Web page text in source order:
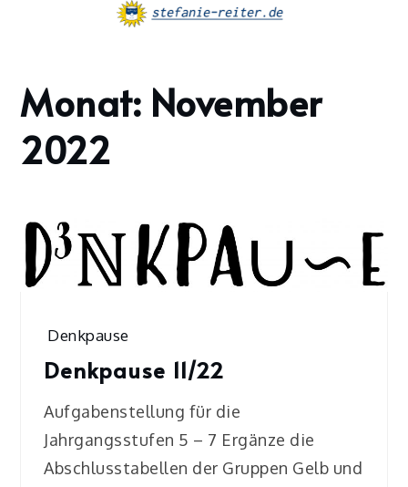
Home
2022
November
Monat: November
2022
Denkpause
Denkpause 11/22
Aufgabenstellung für die
Jahrgangsstufen 5 – 7 Ergänze die
Abschlusstabellen der Gruppen Gelb und